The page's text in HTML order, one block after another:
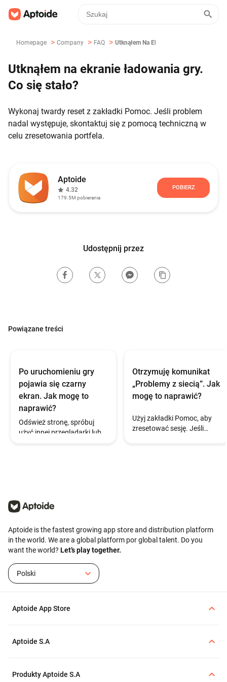
Homepage > Company > FAQ > Utknąłem Na Ekranie Ładowania Gry. Co
Utknąłem na ekranie ładowania gry.
Co się stało?
Wykonaj twardy reset z zakładki Pomoc. Jeśli problem
nadal występuje, skontaktuj się z pomocą techniczną w
celu zresetowania portfela.
Aptoide
4.32
179.5M pobierania
POBIERZ
Udostępnij przez
Powiązane treści
Po uruchomieniu gry
pojawia się czarny
ekran. Jak mogę to
naprawić?
Odśwież stronę, spróbuj
użyć innej przeglądarki lub
Otrzymuję komunikat
„Problemy z siecią”. Jak
mogę to naprawić?
Użyj zakładki Pomoc, aby
zresetować sesję. Jeśli
Aptoide is the fastest growing app store and distribution platform
in the world. We are a global platform por global talent. Do you
want the world? Let’s play together.
Polski
Aptoide App Store
Aptoide S.A
Produkty Aptoide S.A